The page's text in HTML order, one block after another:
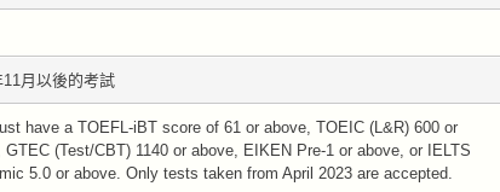
11月以後的考試
have a TOEFL-iBT score of 61 or above, TOEIC (L&R) 600 or
GTEC (Test/CBT) 1140 or above, EIKEN Pre-1 or above, or IELTS
5.0 or above. Only tests taken from April 2023 are accepted.